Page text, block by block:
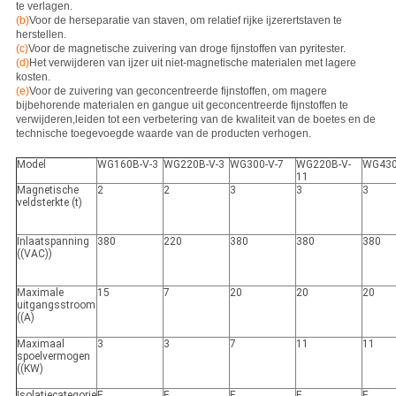
te verlagen.
(b)Voor de herseparatie van staven, om relatief rijke ijzerertstaven te
herstellen.
(c)Voor de magnetische zuivering van droge fijnstoffen van pyritester.
(d)Het verwijderen van ijzer uit niet-magnetische materialen met lagere
kosten.
(e)Voor de zuivering van geconcentreerde fijnstoffen, om magere
bijbehorende materialen en gangue uit geconcentreerde fijnstoffen te
verwijderen,leiden tot een verbetering van de kwaliteit van de boetes en de
technische toegevoegde waarde van de producten verhogen.
Model WG160B-V-3 WG220B-V-3 WG300-V-7
WG220B-V-
11
Magnetische
veldsterkte (t)
2 2 3 3 3
Inlaatspanning
((VAC))
380 220 380 380 380
Maximale
uitgangsstroom
((A)
15 7 20 20 20
Maximaal
spoelvermogen
((KW)
3 3 7 11 11